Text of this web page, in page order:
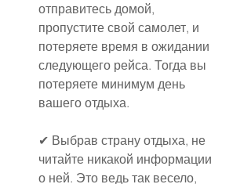
отправитесь домой,
пропустите свой самолет, и
потеряете время в ожидании
следующего рейса. Тогда вы
потеряете минимум день
вашего отдыха.
✔ Выбрав страну отдыха, не
читайте никакой информации
о ней. Это ведь так весело,